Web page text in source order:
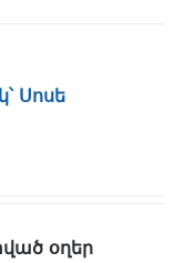
Սոսե
օղեր